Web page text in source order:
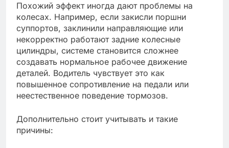
Похожий эффект иногда дают проблемы на
колесах. Например, если закисли поршни
суппортов, заклинили направляющие или
некорректно работают задние колесные
цилиндры, системе становится сложнее
создавать нормальное рабочее движение
деталей. Водитель чувствует это как
повышенное сопротивление на педали или
неестественное поведение тормозов.
Дополнительно стоит учитывать и такие
причины: